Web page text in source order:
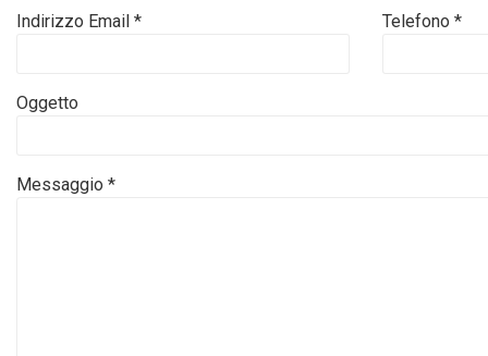
Indirizzo Email * Telefono *
Oggetto
Messaggio *